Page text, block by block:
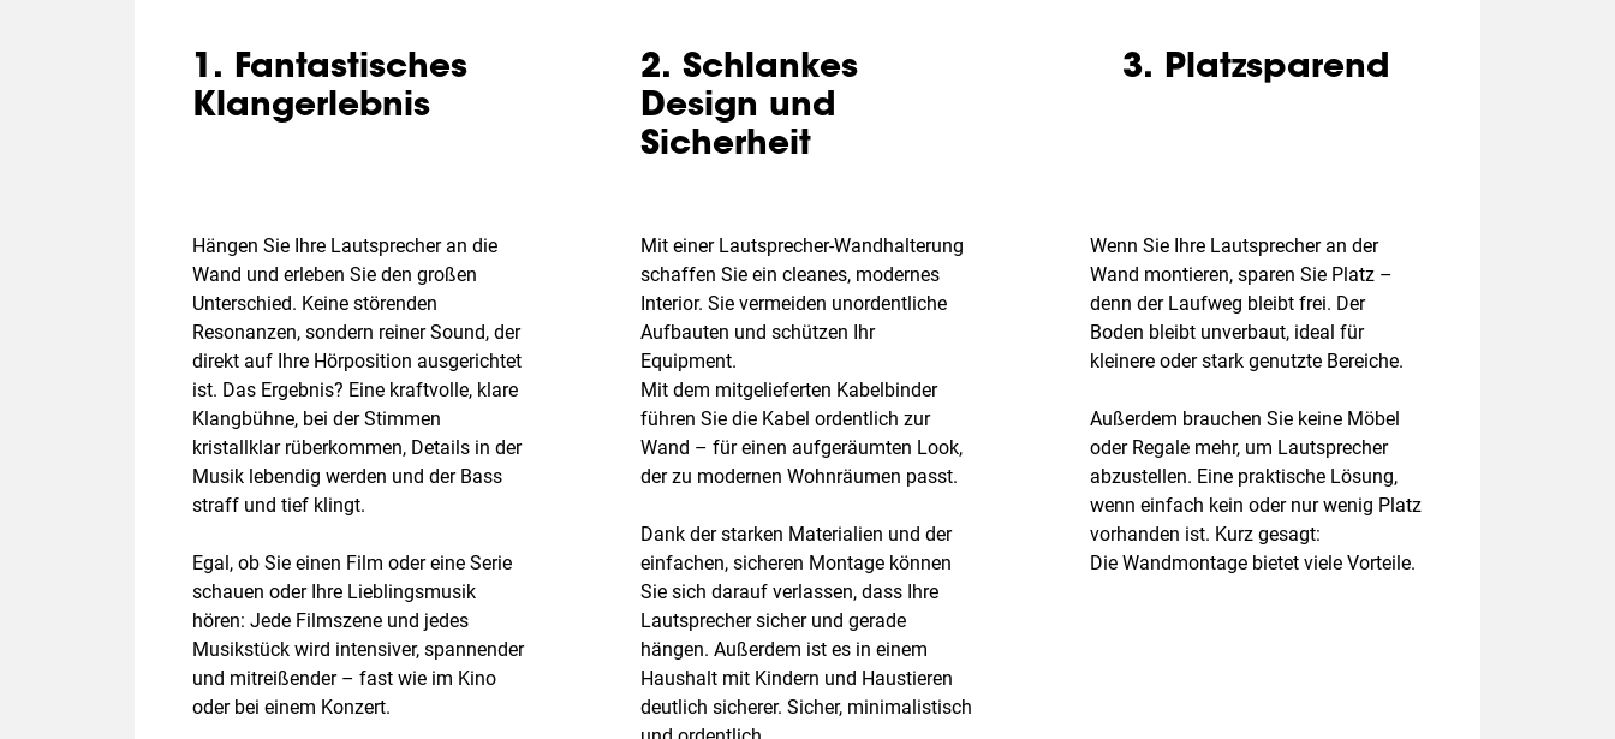
1. Fantastisches
Klangerlebnis
Hängen Sie Ihre Lautsprecher an die
Wand und erleben Sie den großen
Unterschied. Keine störenden
Resonanzen, sondern reiner Sound, der
direkt auf Ihre Hörposition ausgerichtet
ist. Das Ergebnis? Eine kraftvolle, klare
Klangbühne, bei der Stimmen
kristallklar rüberkommen, Details in der
Musik lebendig werden und der Bass
straff und tief klingt.
Egal, ob Sie einen Film oder eine Serie
schauen oder Ihre Lieblingsmusik
hören: Jede Filmszene und jedes
Musikstück wird intensiver, spannender
und mitreißender – fast wie im Kino
oder bei einem Konzert.
2. Schlankes
Design und
Sicherheit
Mit einer Lautsprecher-Wandhalterung
schaffen Sie ein cleanes, modernes
Interior. Sie vermeiden unordentliche
Aufbauten und schützen Ihr
Equipment.
Mit dem mitgelieferten Kabelbinder
führen Sie die Kabel ordentlich zur
Wand – für einen aufgeräumten Look,
der zu modernen Wohnräumen passt.
Dank der starken Materialien und der
einfachen, sicheren Montage können
Sie sich darauf verlassen, dass Ihre
Lautsprecher sicher und gerade
hängen. Außerdem ist es in einem
Haushalt mit Kindern und Haustieren
deutlich sicherer. Sicher, minimalistisch
3. Platzsparend
Wenn Sie Ihre Lautsprecher an der
Wand montieren, sparen Sie Platz –
denn der Laufweg bleibt frei. Der
Boden bleibt unverbaut, ideal für
kleinere oder stark genutzte Bereiche.
Außerdem brauchen Sie keine Möbel
oder Regale mehr, um Lautsprecher
abzustellen. Eine praktische Lösung,
wenn einfach kein oder nur wenig Platz
vorhanden ist. Kurz gesagt:
Die Wandmontage bietet viele Vorteile.